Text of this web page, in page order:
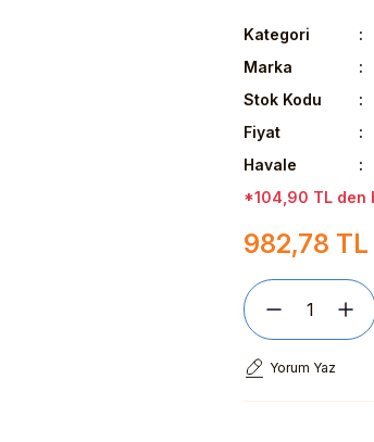
Kategori
Marka
Stok Kodu
Fiyat
Havale
*104,90 TL den
982,78 TL
Yorum Yaz